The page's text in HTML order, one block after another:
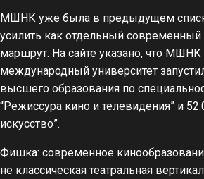
МШНК уже была в предыдущем
усилить как отдельный современный
маршрут. На сайте указано, что
международный университет
высшего образования по
“Режиссура кино и телевидения” и
искусство”.
Фишка: современное
не классическая театральная